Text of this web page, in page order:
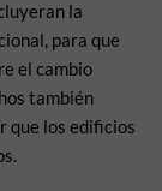
la
para que
el cambio
también
que los edificios